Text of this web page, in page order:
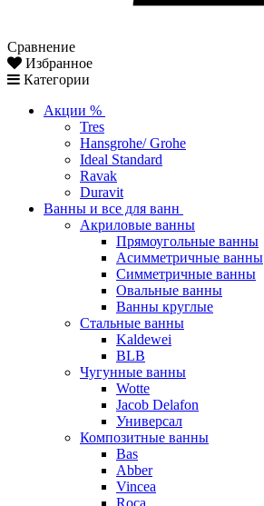
Сравнение
Избранное
Категории
Акции %
Tres
Hansgrohe/ Grohe
Ideal Standard
Ravak
Duravit
Ванны и все для ванн
Акриловые ванны
Прямоугольные ванны
Асимметричные ванны
Симметричные ванны
Овальные ванны
Ванны круглые
Стальные ванны
Kaldewei
BLB
Чугунные ванны
Wotte
Jacob Delafon
Универсал
Композитные ванны
Bas
Abber
Vincea
Roca